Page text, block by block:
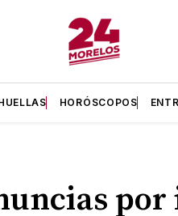
HORÓSCOPOS
por